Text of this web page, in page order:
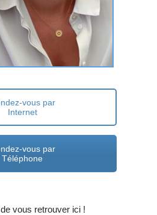
vous retrouver ici !
vous par
Internet
vous par
Téléphone